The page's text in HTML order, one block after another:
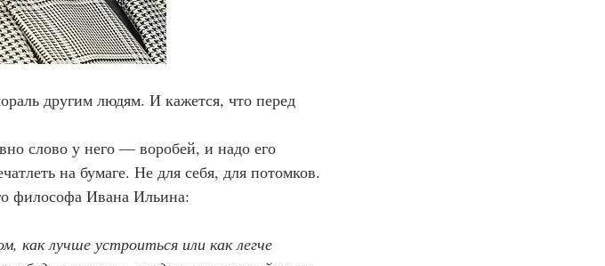
на бумаге. Не для себя, для потомков.
философа Ивана Ильина:
как лучше устроиться или как легче